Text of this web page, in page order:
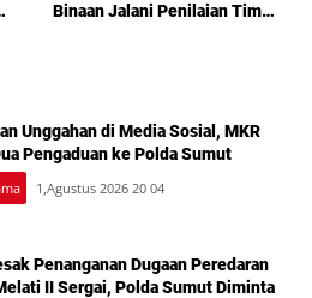
Binaan Jalani Penilaian Tim
Unggahan di Media Sosial, MKR
Pengaduan ke Polda Sumut
1,Agustus 2026 20 04
Penanganan Dugaan Peredaran
II Sergai, Polda Sumut Diminta